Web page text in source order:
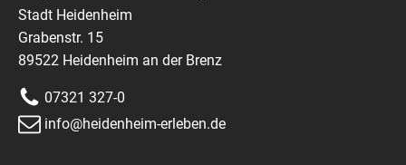
Stadt Heidenheim
Grabenstr. 15
89522 Heidenheim an der Brenz
07321 327-0
info@heidenheim-erleben.de